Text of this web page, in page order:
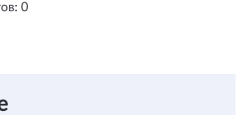
0